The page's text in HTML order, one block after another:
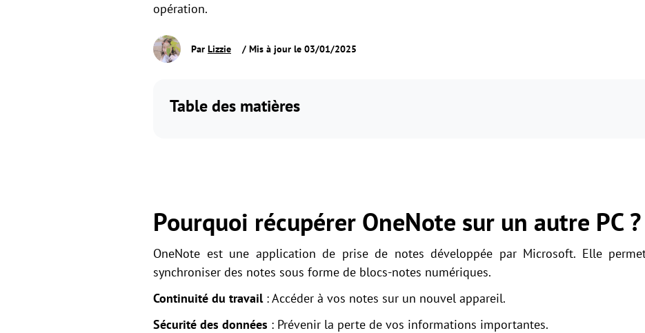
opération.
Par Lizzie / Mis à jour le 03/01/2025
Table des matières
Pourquoi récupérer OneNote sur un autre PC ?
OneNote est une application de prise de notes développée par Microsoft. Elle
synchroniser des notes sous forme de blocs-notes numériques.
Continuité du travail: Accéder à vos notes sur un nouvel appareil.
Sécurité des données : Prévenir la perte de vos informations importantes.